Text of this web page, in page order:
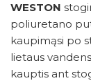
WESTON
poliuretano
kaupimąsi po
lietaus
kauptis ant